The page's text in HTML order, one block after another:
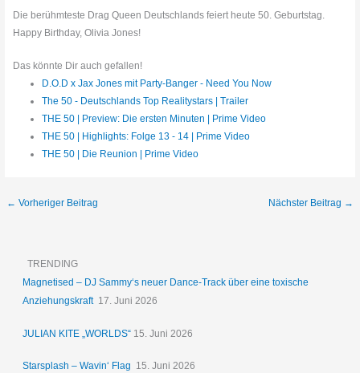
Die berühmteste Drag Queen Deutschlands feiert heute 50. Geburtstag.
Happy Birthday, Olivia Jones!
Das könnte Dir auch gefallen!
D.O.D x Jax Jones mit Party-Banger - Need You Now
The 50 - Deutschlands Top Realitystars | Trailer
THE 50 | Preview: Die ersten Minuten | Prime Video
THE 50 | Highlights: Folge 13 - 14 | Prime Video
THE 50 | Die Reunion | Prime Video
← Vorheriger Beitrag Nächster Beitrag →
TRENDING
Magnetised – DJ Sammy‘s neuer Dance-Track über eine toxische
Anziehungskraft 17. Juni 2026
JULIAN KITE „WORLDS“ 15. Juni 2026
Starsplash – Wavin‘ Flag 15. Juni 2026